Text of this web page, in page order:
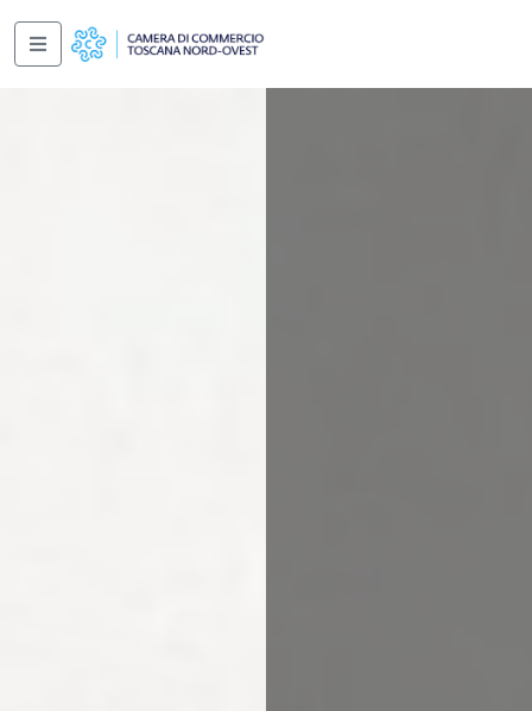
Salta al contenuto principale